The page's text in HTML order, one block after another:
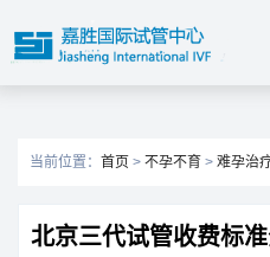
当前位置： 首页 > 不孕不育 > 难孕治
北京三代试管收费标